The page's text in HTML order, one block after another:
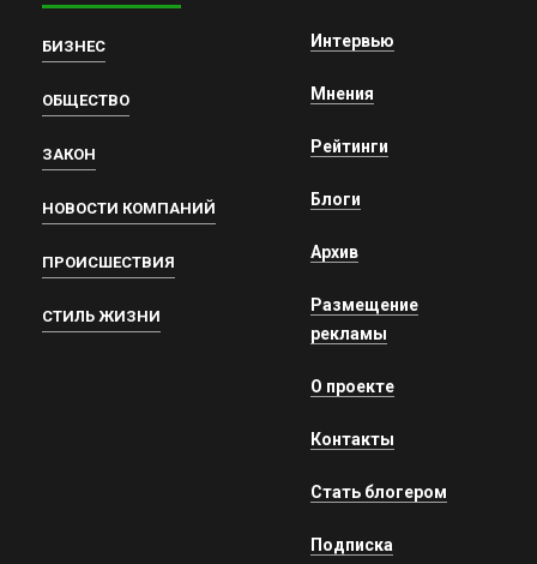
БИЗНЕС
ОБЩЕСТВО
ЗАКОН
НОВОСТИ КОМПАНИЙ
ПРОИСШЕСТВИЯ
СТИЛЬ ЖИЗНИ
Интервью
Мнения
Рейтинги
Блоги
Архив
Размещение
рекламы
О проекте
Контакты
Стать блогером
Подписка